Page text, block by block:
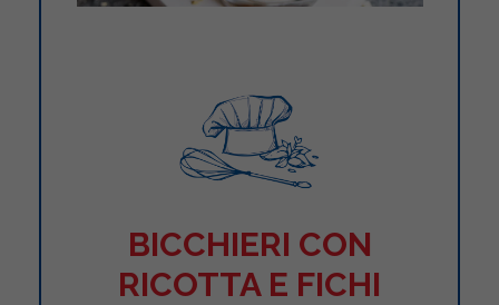
BICCHIERI CON
RICOTTA E FICHI